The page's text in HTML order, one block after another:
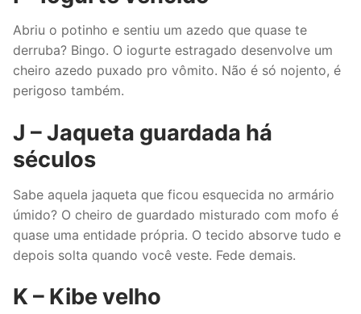
Abriu o potinho e sentiu um azedo que quase te
derruba? Bingo. O iogurte estragado desenvolve um
cheiro azedo puxado pro vômito. Não é só nojento, é
perigoso também.
J – Jaqueta guardada há
séculos
Sabe aquela jaqueta que ficou esquecida no armário
úmido? O cheiro de guardado misturado com mofo é
quase uma entidade própria. O tecido absorve tudo e
depois solta quando você veste. Fede demais.
K – Kibe velho